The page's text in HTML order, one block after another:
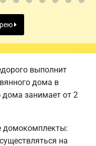
выполнит
дома в
дома занимает от 2
домокомплекты:
на